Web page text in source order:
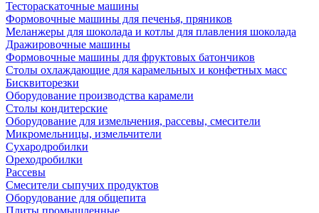
Тестораскаточные машины
Формовочные машины для печенья, пряников
Меланжеры для шоколада и котлы для плавления шоколада
Дражировочные машины
Формовочные машины для фруктовых батончиков
Столы охлаждающие для карамельных и конфетных масс
Бисквиторезки
Оборудование производства карамели
Столы кондитерские
Оборудование для измельчения, рассевы, смесители
Микромельницы, измельчители
Сухародробилки
Ореходробилки
Рассевы
Смесители сыпучих продуктов
Оборудование для общепита
Плиты промышленные